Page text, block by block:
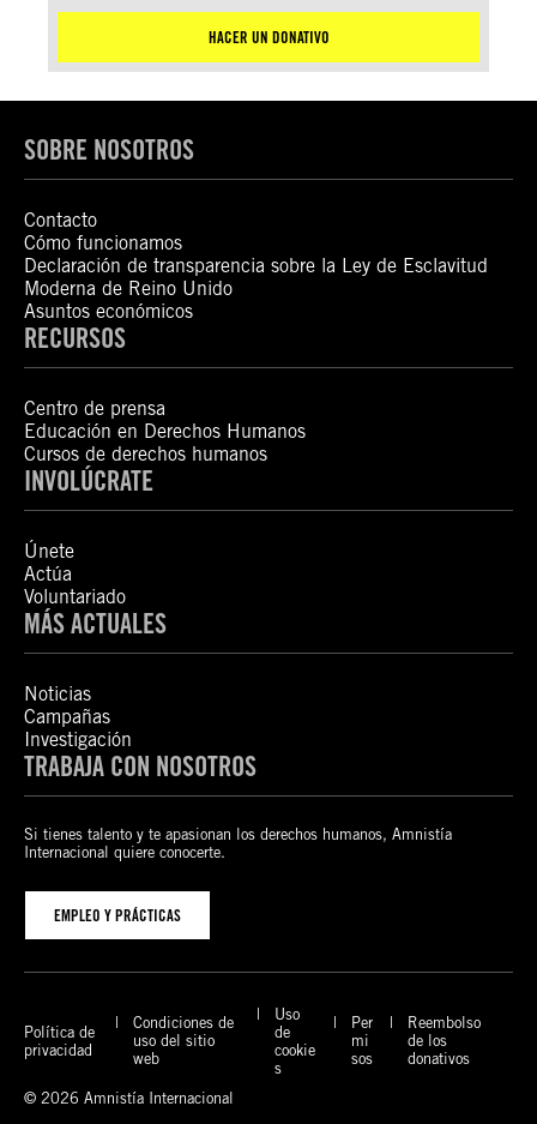
HACER UN DONATIVO
SOBRE NOSOTROS
Contacto
Cómo funcionamos
Declaración de transparencia sobre la Ley de Esclavitud
Moderna de Reino Unido
Asuntos económicos
RECURSOS
Centro de prensa
Educación en Derechos Humanos
Cursos de derechos humanos
INVOLÚCRATE
Únete
Actúa
Voluntariado
MÁS ACTUALES
Noticias
Campañas
Investigación
TRABAJA CON NOSOTROS
Si tienes talento y te apasionan los derechos humanos, Amnistía
Internacional quiere conocerte.
EMPLEO Y PRÁCTICAS
Política de
privacidad
Condiciones de
uso del sitio
web
Uso
de
cookie
s
Per
mi
sos
Reembolso
de los
donativos
© 2026 Amnistía Internacional